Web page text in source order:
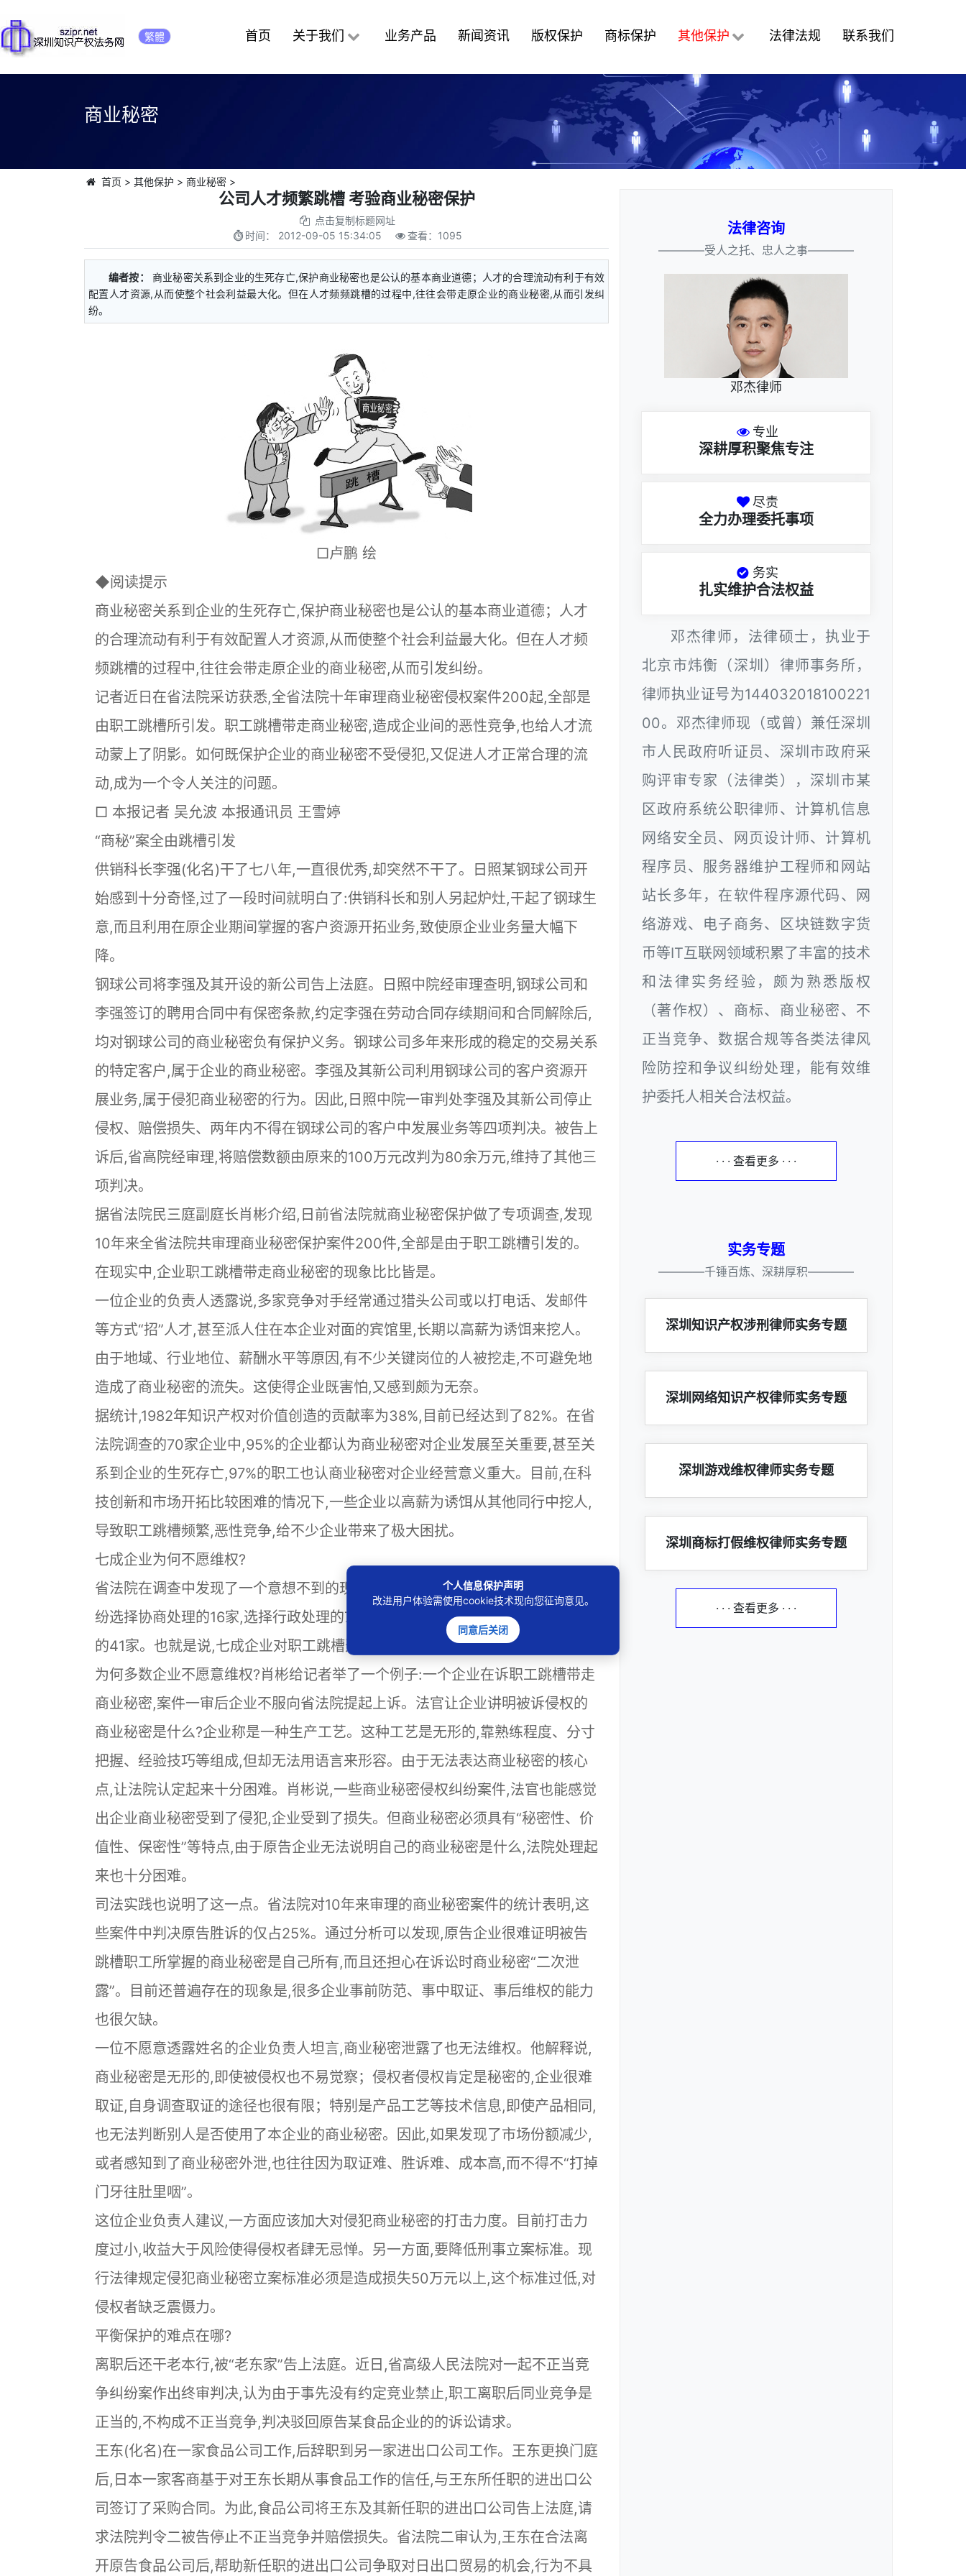
繁體 首页 关于我们 业务产品 新闻资讯 版权保护 商标保护 其他保护 法律法规 联系我们
商业秘密
首页 > 其他保护 > 商业秘密>
公司人才频繁跳槽 考验商业秘密保护
点击复制标题网址
时间： 2012-09-05 15:34:05 查看： 1095
编者按：
商业秘密关系到企业的生死存亡,保护商业秘密也是公认的基本商业道德；人才的合理流动有利于有效
配置人才资源,从而使整个社会利益最大化。但在人才频频跳槽的过程中,往往会带走原企业的商业秘密,从而引发纠
纷。
□卢鹏 绘
◆阅读提示
商业秘密关系到企业的生死存亡,保护商业秘密也是公认的基本商业道德；人才
的合理流动有利于有效配置人才资源,从而使整个社会利益最大化。但在人才频
频跳槽的过程中,往往会带走原企业的商业秘密,从而引发纠纷。
记者近日在省法院采访获悉,全省法院十年审理商业秘密侵权案件200起,全部是
由职工跳槽所引发。职工跳槽带走商业秘密,造成企业间的恶性竞争,也给人才流
动蒙上了阴影。如何既保护企业的商业秘密不受侵犯,又促进人才正常合理的流
动,成为一个令人关注的问题。
□ 本报记者 吴允波 本报通讯员 王雪婷
“商秘”案全由跳槽引发
供销科长李强(化名)干了七八年,一直很优秀,却突然不干了。日照某钢球公司开
始感到十分奇怪,过了一段时间就明白了:供销科长和别人另起炉灶,干起了钢球生
意,而且利用在原企业期间掌握的客户资源开拓业务,致使原企业业务量大幅下
降。
钢球公司将李强及其开设的新公司告上法庭。日照中院经审理查明,钢球公司和
李强签订的聘用合同中有保密条款,约定李强在劳动合同存续期间和合同解除后,
均对钢球公司的商业秘密负有保护义务。钢球公司多年来形成的稳定的交易关系
的特定客户,属于企业的商业秘密。李强及其新公司利用钢球公司的客户资源开
展业务,属于侵犯商业秘密的行为。因此,日照中院一审判处李强及其新公司停止
侵权、赔偿损失、两年内不得在钢球公司的客户中发展业务等四项判决。被告上
诉后,省高院经审理,将赔偿数额由原来的100万元改判为80余万元,维持了其他三
项判决。
据省法院民三庭副庭长肖彬介绍,日前省法院就商业秘密保护做了专项调查,发现
10年来全省法院共审理商业秘密保护案件200件,全部是由于职工跳槽引发的。
在现实中,企业职工跳槽带走商业秘密的现象比比皆是。
一位企业的负责人透露说,多家竞争对手经常通过猎头公司或以打电话、发邮件
等方式“招”人才,甚至派人住在本企业对面的宾馆里,长期以高薪为诱饵来挖人。
由于地域、行业地位、薪酬水平等原因,有不少关键岗位的人被挖走,不可避免地
造成了商业秘密的流失。这使得企业既害怕,又感到颇为无奈。
据统计,1982年知识产权对价值创造的贡献率为38%,目前已经达到了82%。在省
法院调查的70家企业中,95%的企业都认为商业秘密对企业发展至关重要,甚至关
系到企业的生死存亡,97%的职工也认商业秘密对企业经营意义重大。目前,在科
技创新和市场开拓比较困难的情况下,一些企业以高薪为诱饵从其他同行中挖人,
导致职工跳槽频繁,恶性竞争,给不少企业带来了极大困扰。
七成企业为何不愿维权?
省法院在调查中发现了一个意想不到的现象:接受调查的70家企业对商业秘密纠
纷选择协商处理的16家,选择行政处理的7家,选择司法途径的6家,而选择不处理
的41家。也就是说,七成企业对职工跳槽选择了不予处理。
为何多数企业不愿意维权?肖彬给记者举了一个例子:一个企业在诉职工跳槽带走
商业秘密,案件一审后企业不服向省法院提起上诉。法官让企业讲明被诉侵权的
商业秘密是什么?企业称是一种生产工艺。这种工艺是无形的,靠熟练程度、分寸
把握、经验技巧等组成,但却无法用语言来形容。由于无法表达商业秘密的核心
点,让法院认定起来十分困难。肖彬说,一些商业秘密侵权纠纷案件,法官也能感觉
出企业商业秘密受到了侵犯,企业受到了损失。但商业秘密必须具有“秘密性、价
值性、保密性”等特点,由于原告企业无法说明自己的商业秘密是什么,法院处理起
来也十分困难。
司法实践也说明了这一点。省法院对10年来审理的商业秘密案件的统计表明,这
些案件中判决原告胜诉的仅占25%。通过分析可以发现,原告企业很难证明被告
跳槽职工所掌握的商业秘密是自己所有,而且还担心在诉讼时商业秘密“二次泄
露”。目前还普遍存在的现象是,很多企业事前防范、事中取证、事后维权的能力
也很欠缺。
一位不愿意透露姓名的企业负责人坦言,商业秘密泄露了也无法维权。他解释说,
商业秘密是无形的,即使被侵权也不易觉察；侵权者侵权肯定是秘密的,企业很难
取证,自身调查取证的途径也很有限；特别是产品工艺等技术信息,即使产品相同,
也无法判断别人是否使用了本企业的商业秘密。因此,如果发现了市场份额减少,
或者感知到了商业秘密外泄,也往往因为取证难、胜诉难、成本高,而不得不“打掉
门牙往肚里咽”。
这位企业负责人建议,一方面应该加大对侵犯商业秘密的打击力度。目前打击力
度过小,收益大于风险使得侵权者肆无忌惮。另一方面,要降低刑事立案标准。现
行法律规定侵犯商业秘密立案标准必须是造成损失50万元以上,这个标准过低,对
侵权者缺乏震慑力。
平衡保护的难点在哪?
离职后还干老本行,被“老东家”告上法庭。近日,省高级人民法院对一起不正当竞
争纠纷案作出终审判决,认为由于事先没有约定竞业禁止,职工离职后同业竞争是
正当的,不构成不正当竞争,判决驳回原告某食品企业的的诉讼请求。
王东(化名)在一家食品公司工作,后辞职到另一家进出口公司工作。王东更换门庭
后,日本一家客商基于对王东长期从事食品工作的信任,与王东所任职的进出口公
司签订了采购合同。为此,食品公司将王东及其新任职的进出口公司告上法庭,请
求法院判令二被告停止不正当竞争并赔偿损失。省法院二审认为,王东在合法离
开原告食品公司后,帮助新任职的进出口公司争取对日出口贸易的机会,行为不具
法律咨询
————受人之托、忠人之事————
邓杰律师
专业
深耕厚积聚焦专注
尽责
全力办理委托事项
务实
扎实维护合法权益
邓杰律师，法律硕士，执业于
北京市炜衡（深圳）律师事务所，
律师执业证号为144032018100221
00。邓杰律师现（或曾）兼任深圳
市人民政府听证员、深圳市政府采
购评审专家（法律类），深圳市某
区政府系统公职律师、计算机信息
网络安全员、网页设计师、计算机
程序员、服务器维护工程师和网站
站长多年，在软件程序源代码、网
络游戏、电子商务、区块链数字货
币等IT互联网领域积累了丰富的技术
和法律实务经验，颇为熟悉版权
（著作权）、商标、商业秘密、不
正当竞争、数据合规等各类法律风
险防控和争议纠纷处理，能有效维
护委托人相关合法权益。
· · · 查看更多 · · ·
实务专题
————千锤百炼、深耕厚积————
深圳知识产权涉刑律师实务专题
深圳网络知识产权律师实务专题
深圳游戏维权律师实务专题
深圳商标打假维权律师实务专题
· · · 查看更多 · · ·
个人信息保护声明
改进用户体验需使用cookie技术现向您征询意见。
同意后关闭